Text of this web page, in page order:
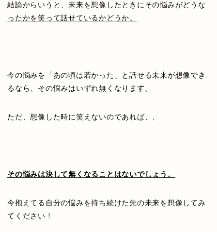
結論からいうと、未来を想像したときにその悩みがどうな
ったかを笑って話せているかどうか。
今の悩みを「あの頃は若かった」と話せる未来が想像でき
るなら、その悩みはいずれ無くなります。
ただ、想像した時に笑えないのであれば、、
その悩みは決して無くなることはないでしょう。
今抱えてる自分の悩みを持ち続けた先の未来を想像してみ
てください！